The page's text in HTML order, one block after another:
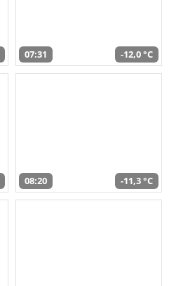
07:31 -12,0 °C
08:20 -11,3 °C